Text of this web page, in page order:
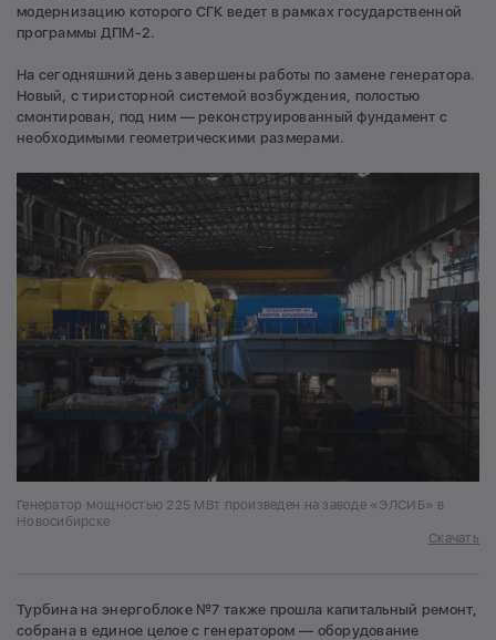
модернизацию которого СГК ведет в рамках государственной
программы ДПМ-2.
На сегодняшний день завершены работы по замене генератора.
Новый, с тиристорной системой возбуждения, полостью
смонтирован, под ним — реконструированный фундамент с
необходимыми геометрическими размерами.
Генератор мощностью 225 МВт произведен на заводе «ЭЛСИБ» в
Новосибирске
Скачать
Турбина на энергоблоке №7 также прошла капитальный ремонт,
собрана в единое целое с генератором — оборудование